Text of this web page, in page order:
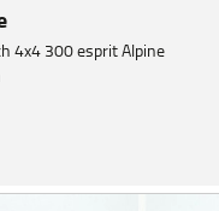
4x4 300 esprit Alpine